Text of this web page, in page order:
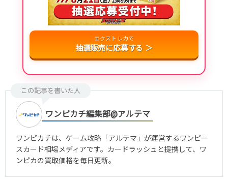
エクストレカで
抽選販売に応募する ＞
この記事を書いた人
ワンピカチ編集部@アルテマ
ワンピカチは、ゲーム攻略「アルテマ」が運営するワンピー
スカード相場メディアです。カードラッシュと提携して、ワ
ンピカの買取価格を毎日更新。